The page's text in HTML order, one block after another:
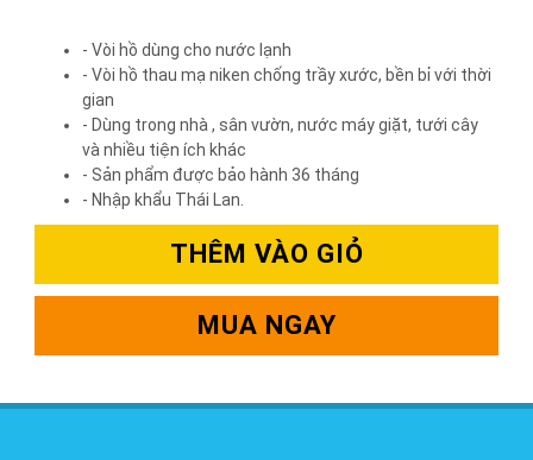
- Vòi hồ dùng cho nước lạnh
- Vòi hồ thau mạ niken chống trầy xước, bền bỉ với thời
gian
- Dùng trong nhà , sân vườn, nước máy giặt, tưới cây
và nhiều tiện ích khác
- Sản phẩm được bảo hành 36 tháng
- Nhập khẩu Thái Lan.
THÊM VÀO GIỎ
MUA NGAY